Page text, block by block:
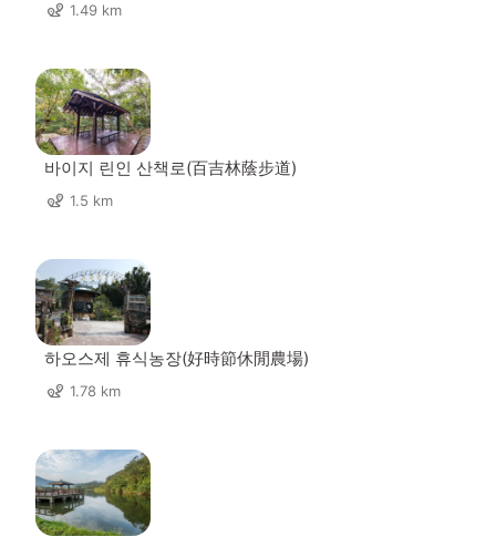
1.49 km
바이지 린인 산책로(百吉林蔭步道)
1.5 km
하오스제 휴식농장(好時節休閒農場)
1.78 km